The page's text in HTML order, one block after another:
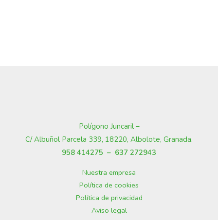
Polígono Juncaril –
C/ Albuñol Parcela 339, 18220, Albolote, Granada.
958 414275 – 637 272943
Nuestra empresa
Política de cookies
Política de privacidad
Aviso legal